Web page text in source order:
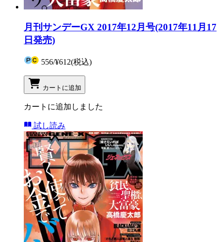
月刊サンデーGX 2017年12月号(2017年11月17
日発売)
556/¥612(税込)
カートに追加
カートに追加しました
試し読み